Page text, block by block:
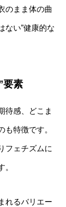
のまま体の曲
ない”健康的な
要素
待感、どこま
も特徴です。
フェチズムに
。
れるバリエー